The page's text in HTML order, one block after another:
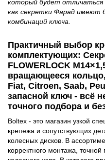
который будет
как секретки Фарад имеют
комбинаций ключа.
Практичный выбор
комплектующих:
FLOWERLOCK
вращающееся
Fiat, Citroen, Saab,
запасной ключ - всё
точного подбора и
Boltex - это магазин узкой
крепежа и сопутствующих
колесных дисков. В
корректного монтажа,